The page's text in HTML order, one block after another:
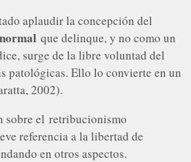
aplaudir la concepción del
que delinque, y no como un
surge de la libre voluntad del
patológicas. Ello lo convierte en un
2002).
sobre elretribucionismo
referencia a la libertad de
en otros aspectos.